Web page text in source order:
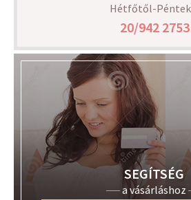
Hétfőtől-
20/942 2753
SEGÍTSÉG
a vásárláshoz